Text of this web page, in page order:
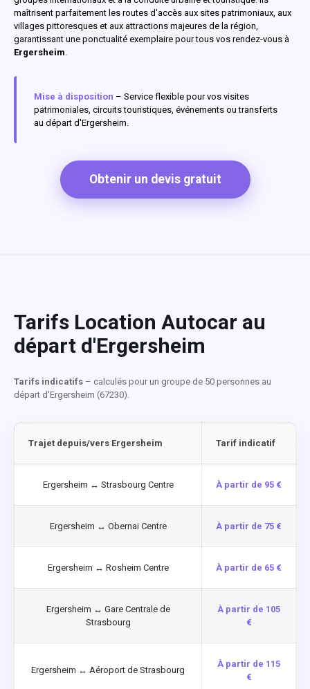
maîtrisent parfaitement les routes d'accès aux sites patrimoniaux, aux
villages pittoresques et aux attractions majeures de la région,
garantissant une ponctualité exemplaire pour tous vos rendez-vous à
Ergersheim
Mise à disposition – Service flexible pour vos visites
patrimoniales, circuits touristiques, événements ou transferts
au départ d'Ergersheim.
Obtenir un devis gratuit
Tarifs Location Autocar au
départ d'Ergersheim
Tarifs indicatifs – calculés pour un groupe de 50 personnes au
départ d'Ergersheim (67230).
Trajet depuis/vers Ergersheim Tarif indicatif
Ergersheim ↔ Strasbourg Centre À partir de 95 €
Ergersheim ↔ Obernai Centre À partir de 75 €
Ergersheim ↔ Rosheim Centre À partir de 65 €
Ergersheim ↔ Gare Centrale de
Strasbourg
À partir de 105
€
Ergersheim ↔ Aéroport de Strasbourg
À partir de 115
€